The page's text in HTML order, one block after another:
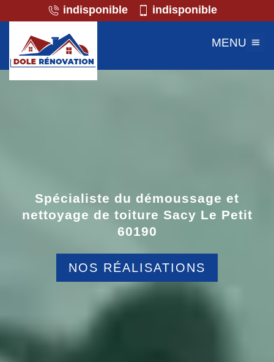
indisponible indisponible
MENU
Spécialiste du démoussage et
nettoyage de toiture Sacy Le Petit
60190
NOS RÉALISATIONS